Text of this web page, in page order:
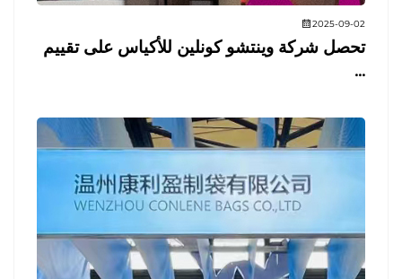
2025-09-02
تحصل شركة وينتشو كونلين للأكياس على تقييم
...